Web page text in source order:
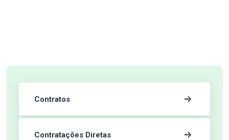
Contratos
Contratações Diretas